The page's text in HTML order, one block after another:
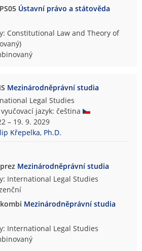
Ústavní právo a státověda
Constitutional Law and Theory of
Mezinárodněprávní studia
Legal Studies
jazyk: čeština
– 19. 9. 2029
Křepelka, Ph.D.
Mezinárodněprávní studia
International Legal Studies
Mezinárodněprávní studia
International Legal Studies